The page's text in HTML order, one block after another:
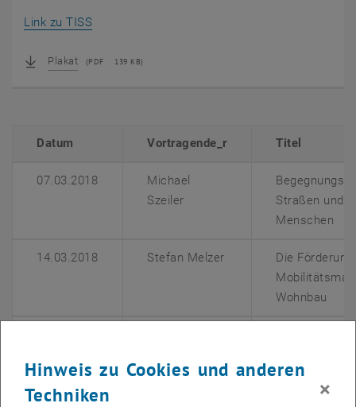
Link zu TISS, öffnet eine externe URL in einem neuen
Plakat (PDF 139 KB)
Datum Vortragende_r Titel
07.03.2018
Michael
Szeiler
Straßen und
Menschen
14.03.2018 Stefan Melzer
Die
Wohnbau
Fusion
Hinweis zu Cookies und anderen
Techniken
×